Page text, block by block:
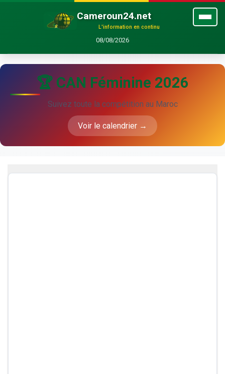
Cameroun24.net
L'information en continu
08/08/2026
🏆 CAN Féminine 2026
Suivez toute la compétition au Maroc
Voir le calendrier →